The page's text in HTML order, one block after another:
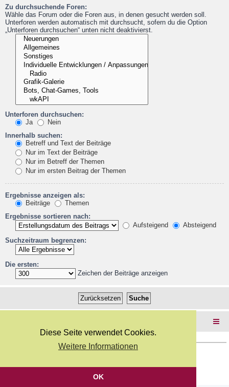
Diese Seite verwendet Cookies.
Weitere Informationen
OK
Zu durchsuchende Foren:
Wähle das Forum oder die Foren aus, in denen gesucht werden soll.
Unterforen werden automatisch mit durchsucht, sofern du die Option
„Unterforen durchsuchen“ unten nicht deaktivierst.
Unterforen durchsuchen:
Ja
Nein
Innerhalb suchen:
Betreff und Text der Beiträge
Nur im Text der Beiträge
Nur im Betreff der Themen
Nur im ersten Beitrag der Themen
Ergebnisse anzeigen als:
Beiträge
Themen
Ergebnisse sortieren nach:
Aufsteigend
Absteigend
Suchzeitraum begrenzen:
Die ersten:
Zeichen der Beiträge anzeigen
Deutsche Übersetzung durchphpBB.de